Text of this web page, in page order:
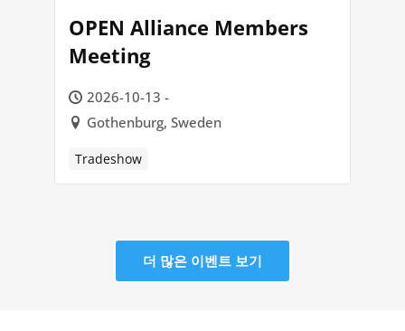
OPEN Alliance Members
Meeting
2026-10-13 -
Gothenburg, Sweden
Tradeshow
더 많은 이벤트 보기